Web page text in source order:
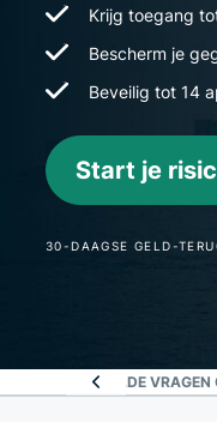
Krijg toegang
Bescherm je
Beveilig tot 14
Start je
30-DAAGSE GELD-
VEELGESTELDE